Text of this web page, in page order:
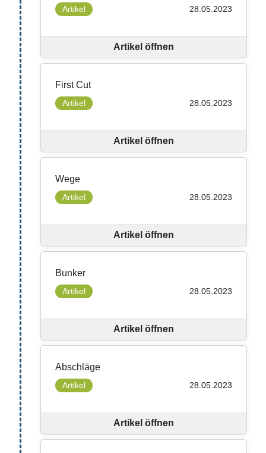
Artikel 28.05.2023
Artikel öffnen
First Cut
Artikel 28.05.2023
Artikel öffnen
Wege
Artikel 28.05.2023
Artikel öffnen
Bunker
Artikel 28.05.2023
Artikel öffnen
Abschläge
Artikel 28.05.2023
Artikel öffnen